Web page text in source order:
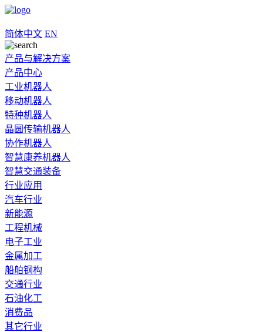
简体中文 EN
产品与解决方案
产品中心
工业机器人
移动机器人
特种机器人
晶圆传输机器人
协作机器人
智慧康养机器人
智慧交通装备
行业应用
汽车行业
新能源
工程机械
电子工业
金属加工
船舶钢构
交通行业
石油化工
消费品
其它行业